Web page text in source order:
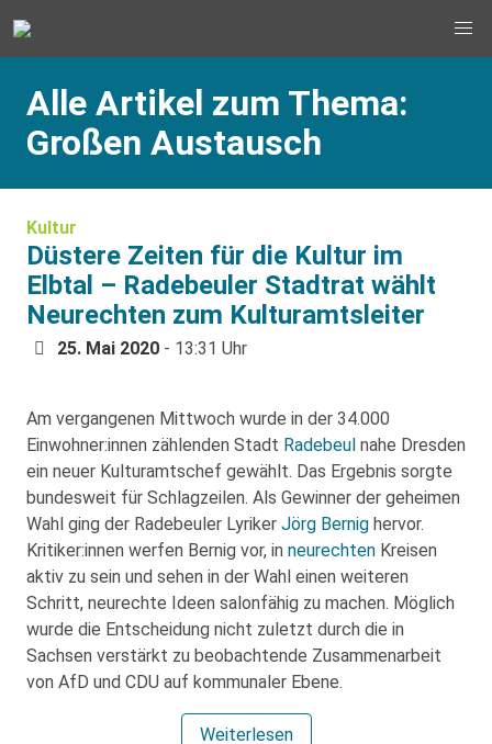
Alle Artikel zum Thema:
Großen Austausch
Kultur
Düstere Zeiten für die Kultur im
Elbtal – Radebeuler Stadtrat wählt
Neurechten zum Kulturamtsleiter
25. Mai 2020 - 13:31 Uhr
Am vergangenen Mittwoch wurde in der 34.000
Einwohner:innen zählenden Stadt Radebeul nahe Dresden
ein neuer Kulturamtschef gewählt. Das Ergebnis sorgte
bundesweit für Schlagzeilen. Als Gewinner der geheimen
Wahl ging der Radebeuler Lyriker Jörg Bernig hervor.
Kritiker:innen werfen Bernig vor, in neurechten Kreisen
aktiv zu sein und sehen in der Wahl einen weiteren
Schritt, neurechte Ideen salonfähig zu machen. Möglich
wurde die Entscheidung nicht zuletzt durch die in
Sachsen verstärkt zu beobachtende Zusammenarbeit
von AfD und CDU auf kommunaler Ebene.
Weiterlesen